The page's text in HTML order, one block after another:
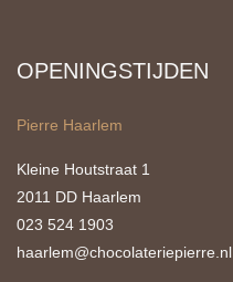
OPENINGSTIJDEN
Pierre Haarlem
Kleine Houtstraat 1
2011 DD Haarlem
023 524 1903
haarlem@chocolateriepierre.nl